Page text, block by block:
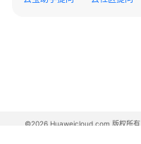
©2026 Huaweicloud.com 版权所有